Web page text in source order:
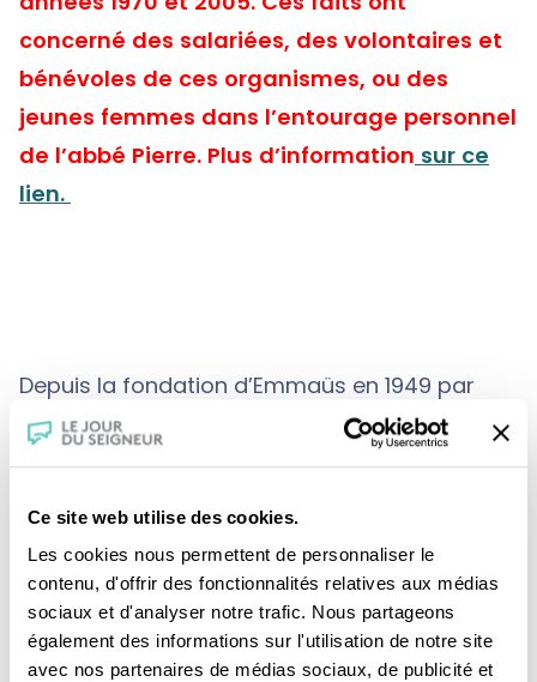
Ce site web utilise des cookies.
Les cookies nous permettent de personnaliser le
contenu, d'offrir des fonctionnalités relatives aux médias
sociaux et d'analyser notre trafic. Nous partageons
également des informations sur l'utilisation de notre site
avec nos partenaires de médias sociaux, de publicité et
concerné des salariées, des volontaires et
bénévoles de ces organismes, ou des
jeunes femmes dans l’entourage personnel
de l’abbé Pierre. Plus d’information sur ce
lien.
Depuis la fondation d’Emmaüs en 1949 par
l’Abbé Pierre, l’accueil et le partage sont
toujours les fondamentaux de la
toute nationalité et religion.Ils ont trouvé là
l’âme d’un deuxième foyer.